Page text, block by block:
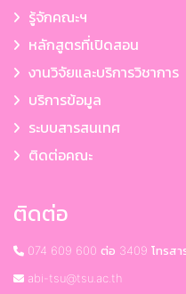
รู้จักคณะฯ
หลักสูตรที่เปิดสอน
งานวิจัยและบริการวิชาการ
บริการข้อมูล
ระบบสารสนเทศ
ติดต่อคณะ
ติดต่อ
074 609 600 ต่อ 3409 โทรสา
abi-tsu@tsu.ac.th